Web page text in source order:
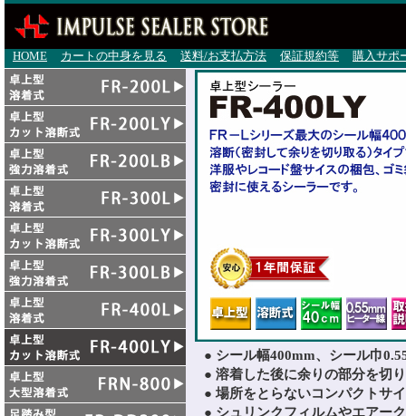
HOME カートの中身を見る 送料/お支払方法 保証規約等 購入サポ
● シール幅400mm、シール巾
● 溶着した後に余りの部分を切
● 場所をとらないコンパクトサ
● シュリンクフィルムやエアー